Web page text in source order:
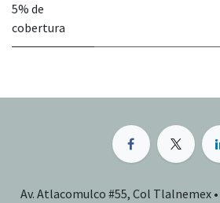
5% de
cobertura
Av. Atlacomulco #55, Col Tlalnemex